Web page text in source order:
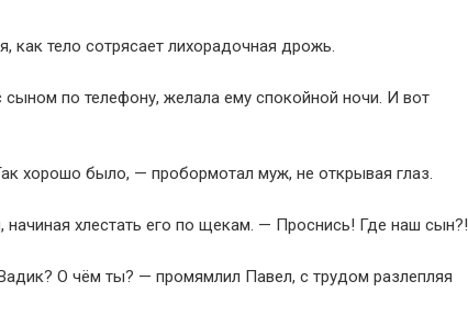
как тело сотрясает лихорадочная дрожь.
сыном по телефону, желала ему спокойной ночи. И вот
хорошо было, — пробормотал муж, не открывая глаз.
хлестать его по щекам. — Проснись! Где наш сын?!
О чём ты? — промямлил Павел, с трудом разлепляя